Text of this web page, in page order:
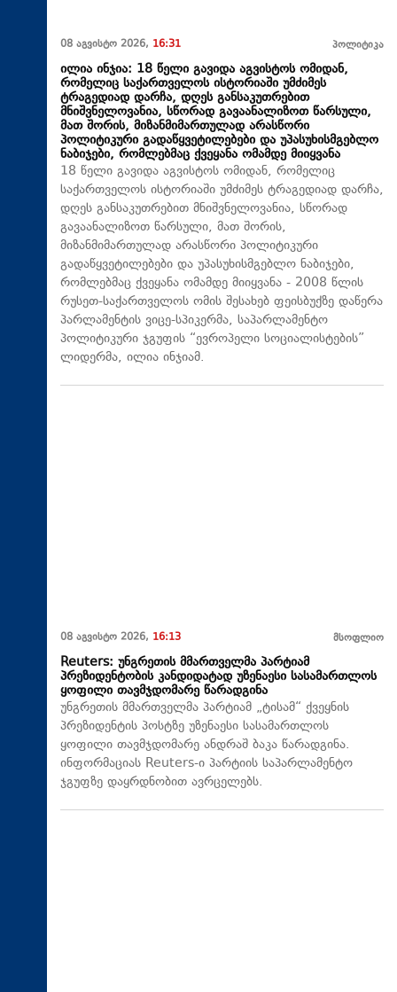
08 აგვისტო 2026, 16:31 პოლიტიკა
ილია ინჯია: 18 წელი გავიდა აგვისტოს ომიდან,
რომელიც საქართველოს ისტორიაში უმძიმეს
ტრაგედიად დარჩა, დღეს განსაკუთრებით
მნიშვნელოვანია, სწორად გავაანალიზოთ წარსული,
მათ შორის, მიზანმიმართულად არასწორი
პოლიტიკური გადაწყვეტილებები და უპასუხისმგებლო
ნაბიჯები, რომლებმაც ქვეყანა ომამდე მიიყვანა
18 წელი გავიდა აგვისტოს ომიდან, რომელიც
საქართველოს ისტორიაში უმძიმეს ტრაგედიად დარჩა,
დღეს განსაკუთრებით მნიშვნელოვანია, სწორად
გავაანალიზოთ წარსული, მათ შორის,
მიზანმიმართულად არასწორი პოლიტიკური
გადაწყვეტილებები და უპასუხისმგებლო ნაბიჯები,
რომლებმაც ქვეყანა ომამდე მიიყვანა - 2008 წლის
რუსეთ-საქართველოს ომის შესახებ ფეისბუქზე დაწერა
პარლამენტის ვიცე-სპიკერმა, საპარლამენტო
პოლიტიკური ჯგუფის “ევროპელი სოციალისტების”
ლიდერმა, ილია ინჯიამ.
08 აგვისტო 2026, 16:13 მსოფლიო
Reuters: უნგრეთის მმართველმა პარტიამ
პრეზიდენტობის კანდიდატად უზენაესი სასამართლოს
ყოფილი თავმჯდომარე წარადგინა
უნგრეთის მმართველმა პარტიამ „ტისამ“ ქვეყნის
პრეზიდენტის პოსტზე უზენაესი სასამართლოს
ყოფილი თავმჯდომარე ანდრაშ ბაკა წარადგინა.
ინფორმაციას Reuters-ი პარტიის საპარლამენტო
ჯგუფზე დაყრდნობით ავრცელებს.